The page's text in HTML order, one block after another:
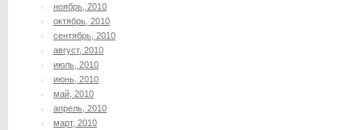
ноябрь, 2010
октябрь, 2010
сентябрь, 2010
август, 2010
июль, 2010
июнь, 2010
май, 2010
апрель, 2010
март, 2010